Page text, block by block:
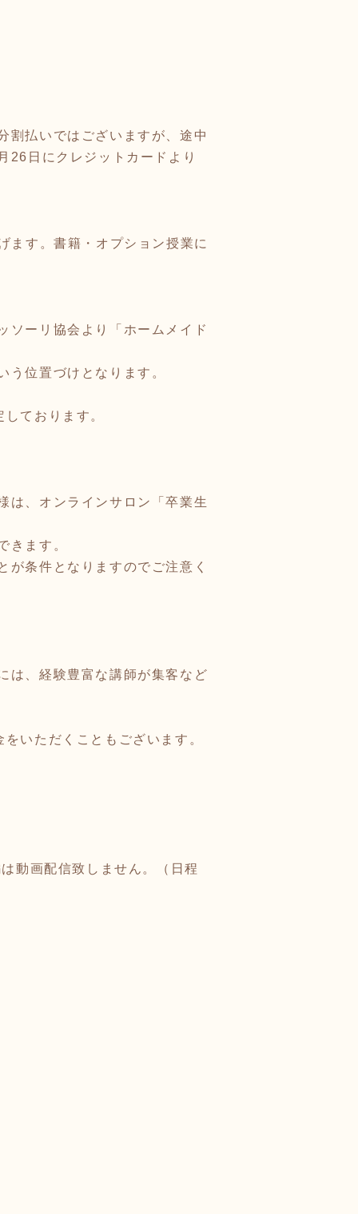
割払いではございますが、途中
26日にクレジットカードより
す。書籍・オプション授業に
ソーリ協会より「ホームメイド
う位置づけとなります。
ております。
は、オンラインサロン「卒業生
きます。
が条件となりますのでご注意く
は、経験豊富な講師が集客など
いただくこともございます。
動画配信致しません。（日程